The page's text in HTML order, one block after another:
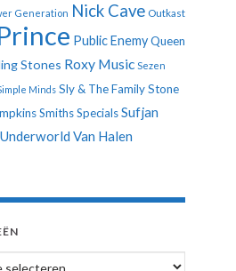
Generation Nick Cave Outkast
Public EnemyQueen
Stones Roxy Music Sezen
Minds Sly & The Family Stone
SmithsSpecialsSufjan
Underworld Van Halen